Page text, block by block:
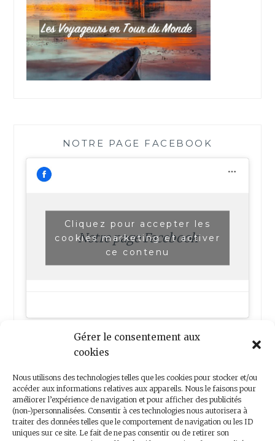
Gérer le consentement aux
cookies
Nous utilisons des technologies telles que les cookies pour stocker et/ou
accéder aux informations relatives aux appareils. Nous le faisons pour
améliorer l’expérience de navigation et pour afficher des publicités
(non-)personnalisées. Consentir à ces technologies nous autorisera à
traiter des données telles que le comportement de navigation ou les ID
uniques sur ce site. Le fait de ne pas consentir ou de retirer son
NOTRE PAGE FACEBOOK
Notre page Facebook
Cliquez pour accepter les
cookies marketing et activer
ce contenu
Nous contacter